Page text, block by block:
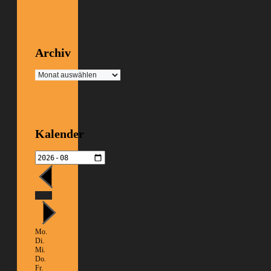
Archiv
Archiv
Kalender
Mo.
Di.
Mi.
Do.
Fr.